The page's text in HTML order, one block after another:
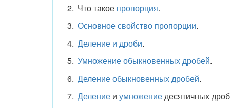
Что такое пропорция.
Основное свойство пропорции.
Деление и дроби.
Умножение обыкновенных дробей.
Деление обыкновенных дробей.
Делениеи умножениедесятичных